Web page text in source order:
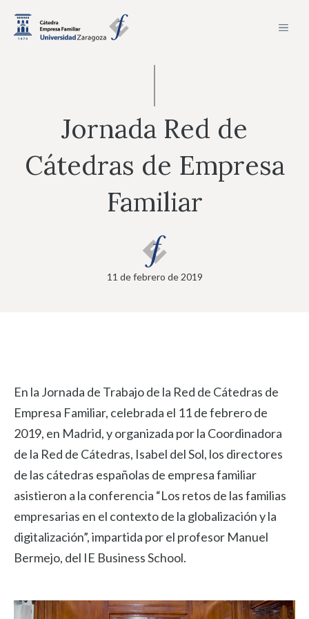
Jornada Red de
Cátedras de Empresa
Familiar
11 de febrero de 2019
En la Jornada de Trabajo de la Red de Cátedras de
Empresa Familiar, celebrada el 11 de febrero de
2019, en Madrid, y organizada por la Coordinadora
de la Red de Cátedras, Isabel del Sol, los directores
de las cátedras españolas de empresa familiar
asistieron a la conferencia “Los retos de las familias
empresarias en el contexto de la globalización y la
digitalización”, impartida por el profesor Manuel
Bermejo, del IE Business School.